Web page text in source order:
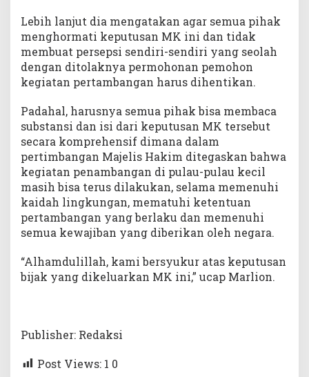
Lebih lanjut dia mengatakan agar semua pihak
menghormati keputusan MK ini dan tidak
membuat persepsi sendiri-sendiri yang seolah
dengan ditolaknya permohonan pemohon
kegiatan pertambangan harus dihentikan.
Padahal, harusnya semua pihak bisa membaca
substansi dan isi dari keputusan MK tersebut
secara komprehensif dimana dalam
pertimbangan Majelis Hakim ditegaskan bahwa
kegiatan penambangan di pulau-pulau kecil
masih bisa terus dilakukan, selama memenuhi
kaidah lingkungan, mematuhi ketentuan
pertambangan yang berlaku dan memenuhi
semua kewajiban yang diberikan oleh negara.
“Alhamdulillah, kami bersyukur atas keputusan
bijak yang dikeluarkan MK ini,” ucap Marlion.
Publisher: Redaksi
Post Views: 1 0